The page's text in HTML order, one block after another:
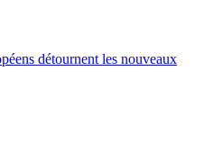
détournent les nouveaux